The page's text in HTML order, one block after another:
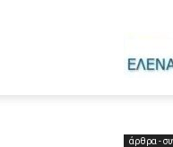
άρθρα -